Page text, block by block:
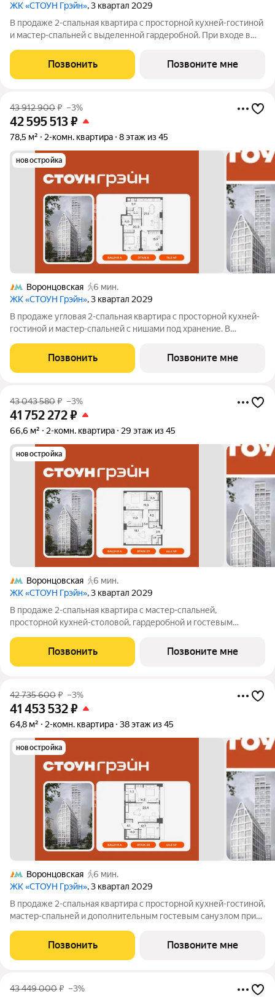
ЖК «СТОУН Грэйн», 3 квартал 2029
В продаже 2-спальная квартира с просторной кухней-гостиной
и мастер-спальней с выделенной гардеробной. При входе в
ванную. Вторая комната может быть адаптирована под
детскую или кабинет.
Позвонить Позвоните мне
43 912 900₽ –3%
42 595 513₽
78,5 м² 2-комн. квартира 8 этаж из 45
новостройка
Воронцовская
6 мин.
ЖК «СТОУН Грэйн», 3 квартал 2029
В продаже угловая 2-спальная квартира с просторной кухней-
гостиной и мастер-спальней с нишами под хранение. В
преимущества - панорамное остекление и вид на
озелененную пешеходную аллею между жилым
Позвонить Позвоните мне
43 043 580₽ –3%
41 752 272₽
66,6 м² 2-комн. квартира 29 этаж из 45
новостройка
Воронцовская
6 мин.
ЖК «СТОУН Грэйн», 3 квартал 2029
В продаже 2-спальная квартира с мастер-спальней,
просторной кухней-столовой, гардеробной и гостевым
остекление и вид на закрытый благоустроенный двор жилого
комплекса. Квартира с 2 спальнями -
Позвонить Позвоните мне
42 735 600₽ –3%
41 453 532₽
64,8 м² 2-комн. квартира 38 этаж из 45
новостройка
Воронцовская
6 мин.
ЖК «СТОУН Грэйн», 3 квартал 2029
В продаже 2-спальная квартира с просторной кухней-гостиной,
мастер-спальней и дополнительным гостевым санузлом при
или кабинет. Дополнительное преимущество - потрясающий
вид на панораму
Позвонить Позвоните мне
43 449 000₽ –3%